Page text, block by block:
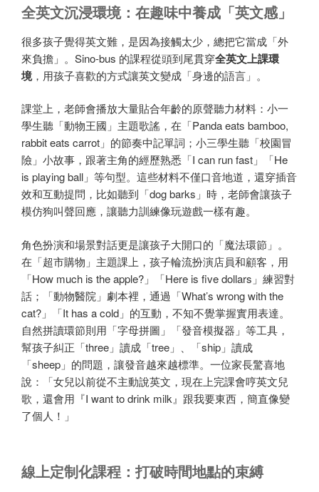
全英文沉浸環境：在趣味中養成「英文感」
很多孩子覺得英文難，是因為接觸太少，總把它當成「外
來負擔」。Sino-bus 的課程從頭到尾貫穿全英文上課環
境，用孩子喜歡的方式讓英文變成「身邊的語言」。
課堂上，老師會播放大量貼合年齡的原聲聽力材料：小一
學生聽「動物王國」主題歌謠，在「Panda eats bamboo,
rabbit eats carrot」的節奏中記單詞；小三學生聽「校園冒
險」小故事，跟著主角的經歷熟悉「I can run fast」「He
is playing ball」等句型。這些材料不僅口音地道，還穿插音
效和互動提問，比如聽到「dog barks」時，老師會讓孩子
模仿狗叫聲回應，讓聽力訓練像玩遊戲一樣有趣。
角色扮演和場景對話更是讓孩子大開口的「魔法環節」。
在「超市購物」主題課上，孩子輪流扮演店員和顧客，用
「How much is the apple?」「Here is five dollars」練習對
話；「動物醫院」劇本裡，通過「What’s wrong with the
cat?」「It has a cold」的互動，不知不覺掌握實用表達。
自然拼讀環節則用「字母拼圖」「發音模擬器」等工具，
幫孩子糾正「three」讀成「tree」、「ship」讀成
「sheep」的問題，讓發音越來越標準。一位家長驚喜地
說：「女兒以前從不主動說英文，現在上完課會哼英文兒
歌，還會用『I want to drink milk』跟我要東西，簡直像變
了個人！」
線上定制化課程：打破時間地點的束縛